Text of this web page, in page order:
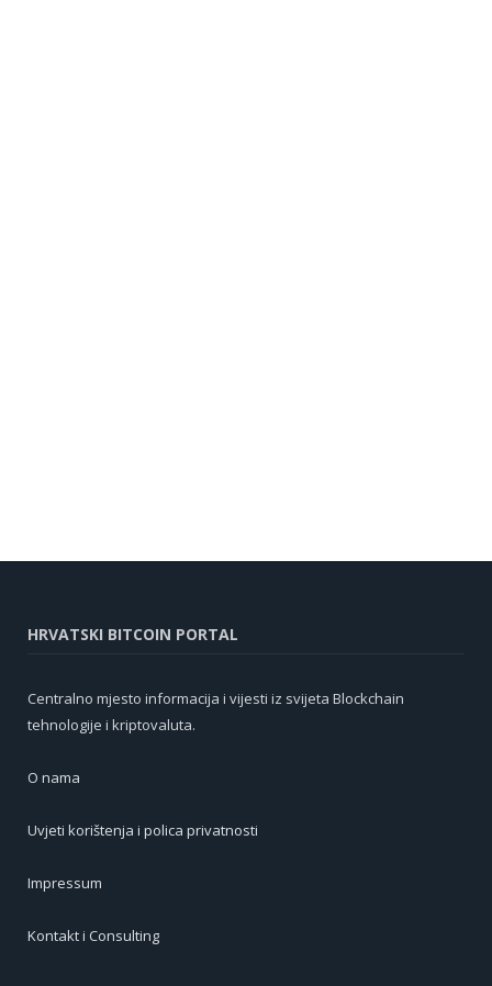
HRVATSKI BITCOIN PORTAL
Centralno mjesto informacija i vijesti iz svijeta Blockchain
tehnologije i kriptovaluta.
O nama
Uvjeti korištenja i polica privatnosti
Impressum
Kontakt i Consulting